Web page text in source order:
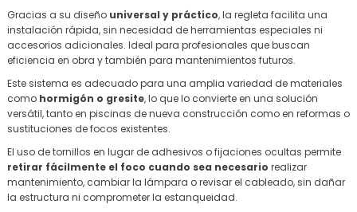
Gracias a su diseño universal y práctico, la regleta facilita una
instalación rápida, sin necesidad de herramientas especiales ni
accesorios adicionales. Ideal para profesionales que buscan
eficiencia en obra y también para mantenimientos futuros.
Este sistema es adecuado para una amplia variedad de materiales
como hormigón o gresite, lo que lo convierte en una solución
versátil, tanto en piscinas de nueva construcción como en reformas o
sustituciones de focos existentes.
El uso de tornillos en lugar de adhesivos o fijaciones ocultas permite
retirar fácilmente el foco cuando sea necesario realizar
mantenimiento, cambiar la lámpara o revisar el cableado, sin dañar
la estructura ni comprometer la estanqueidad.